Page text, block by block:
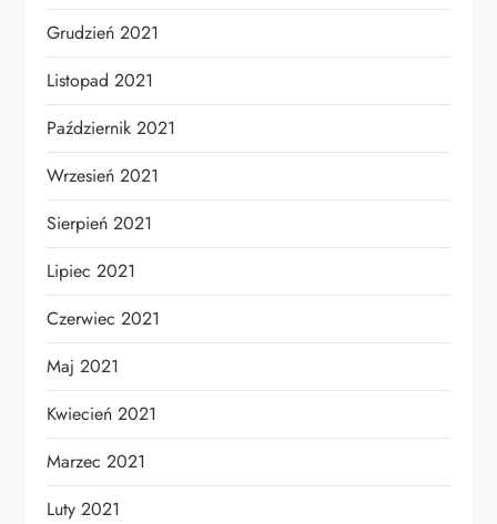
Grudzień 2021
Listopad 2021
Październik 2021
Wrzesień 2021
Sierpień 2021
Lipiec 2021
Czerwiec 2021
Maj 2021
Kwiecień 2021
Marzec 2021
Luty 2021